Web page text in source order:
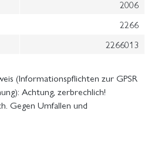
2006
2266
2266013
(Informationspflichten zur GPSR
Achtung, zerbrechlich!
Gegen Umfallen und